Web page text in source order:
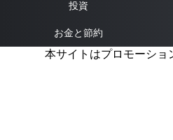
投資
お金と節約
本サイトはプロモーショ